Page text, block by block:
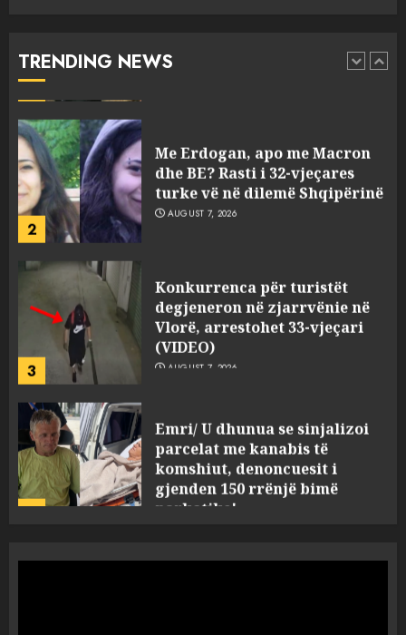
TRENDING NEWS
1
të cilin u përplas makina e
2
dhe BE? Rasti i 32-vjeçares
turke vë në dilemë Shqipërinë
AUGUST 7, 2026
3
degjeneron në zjarrvënie në
Vlorë, arrestohet 33-vjeçari
(VIDEO)
AUGUST 7, 2026
4
parcelat me kanabis të
komshiut, denoncuesit i
gjenden 150 rrënjë bimë
narkotike!
AUGUST 7, 2026